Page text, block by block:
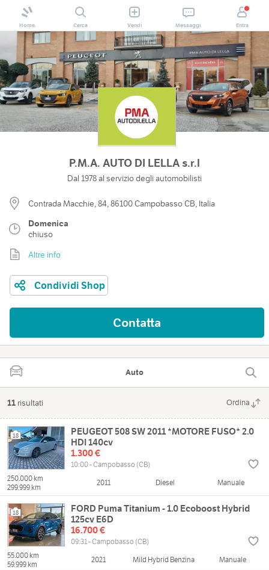
Home Cerca Vendi Messaggi Entra
P.M.A. AUTO DI LELLA s.r.l
Dal 1978 al servizio degli automobilisti
Contrada Macchie, 84, 86100 Campobasso CB, Italia
Domenica
chiuso
Altre info
Condividi Shop
Contatta
Auto
11 risultati Ordina
18
PEUGEOT 508 SW 2011 *MOTORE FUSO* 2.0
HDI 140cv
1.300 €
10:00 - Campobasso (CB)
250.000 km
299.999 km
2011 Diesel Manuale
18
FORD Puma Titanium - 1.0 Ecoboost Hybrid
125cv E6D
16.700 €
09:31 - Campobasso (CB)
55.000 km
59.999 km
2021 Mild Hybrid Benzina Manuale